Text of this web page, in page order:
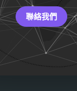
聯絡我們